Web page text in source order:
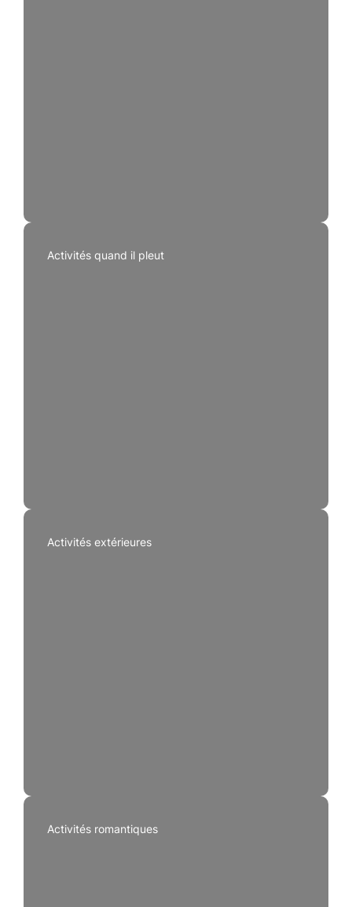
Activités quand il pleut
Activités extérieures
Activités romantiques